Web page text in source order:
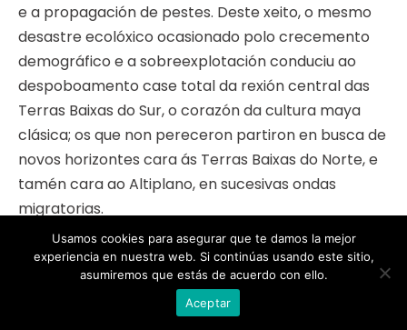
e a propagación de pestes. Deste xeito, o mesmo
desastre ecolóxico ocasionado polo crecemento
demográfico e a sobreexplotación conduciu ao
despoboamento case total da rexión central das
Terras Baixas do Sur, o corazón da cultura maya
clásica; os que non pereceron partiron en busca de
novos horizontes cara ás Terras Baixas do Norte, e
tamén cara ao Altiplano, en sucesivas ondas
migratorias.
Outra hipótese propón que catástrofes naturais
como terremotos, furacáns e enfermidades
epidémicas (febre amarela, mal de Chagas,
etcétera) caeron sobre o territorio, provocando
Usamos cookies para asegurar que te damos la mejor
experiencia en nuestra web. Si continúas usando este sitio,
asumiremos que estás de acuerdo con ello.
Aceptar